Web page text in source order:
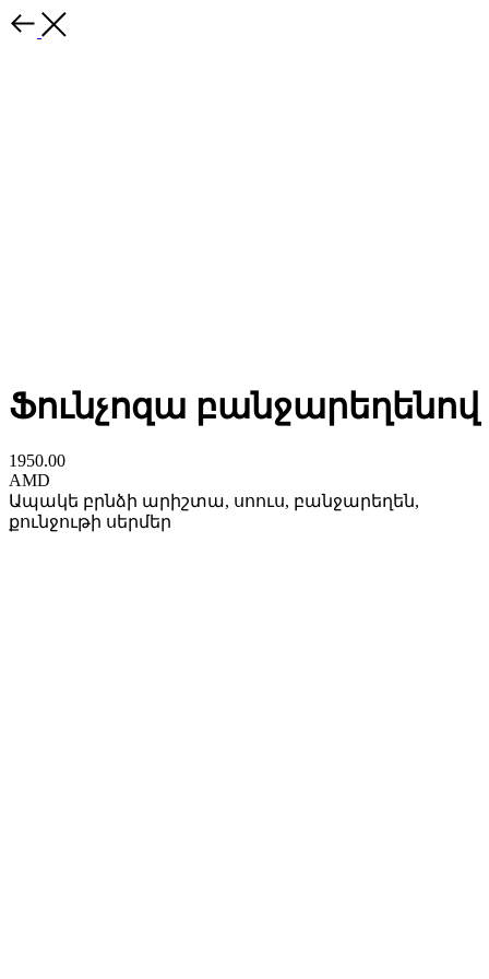
Ֆունչոզա բանջարեղենով
1950.00
AMD
Ապակե բրնձի արիշտա, սոուս, բանջարեղեն,
քունջութի սերմեր